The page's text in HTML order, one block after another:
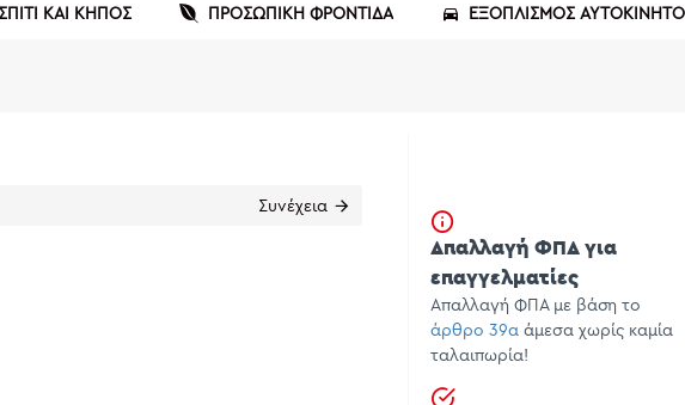
ΣΠΙΤΙ ΚΑΙ ΚΗΠΟΣ ΠΡΟΣΩΠΙΚΗ ΦΡΟΝΤΙΔΑ ΕΞΟΠΛΙΣΜΌΣ
Συνέχεια
Απαλλαγή ΦΠΑ για
επαγγελματίες
Απαλλαγή ΦΠΑ με βάση το
άρθρο 39α άμεσα χωρίς καμία
ταλαιπωρία!